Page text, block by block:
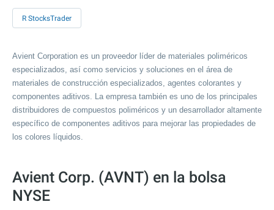
R StocksTrader
Avient Corporation es un proveedor líder de materiales poliméricos
especializados, así como servicios y soluciones en el área de
materiales de construcción especializados, agentes colorantes y
componentes aditivos. La empresa también es uno de los principales
distribuidores de compuestos poliméricos y un desarrollador altamente
específico de componentes aditivos para mejorar las propiedades de
los colores líquidos.
Avient Corp. (AVNT) en la bolsa
NYSE